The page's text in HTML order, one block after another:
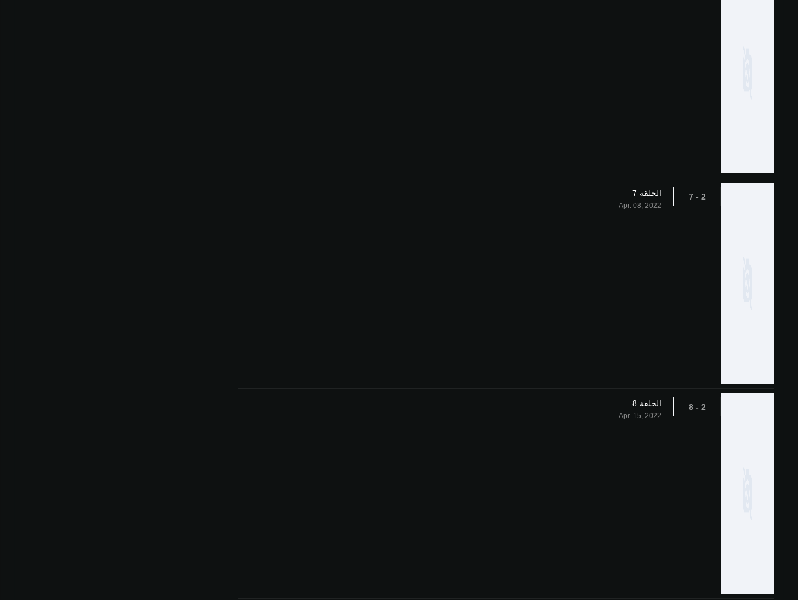
2 - 7 الحلقة 7
Apr. 08, 2022
2 - 8 الحلقة 8
Apr. 15, 2022